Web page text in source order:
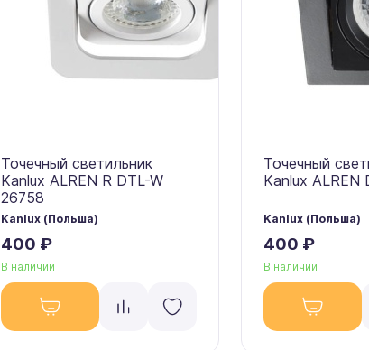
Точечный светильник
Kanlux ALREN R DTL-W
26758
Kanlux (Польша)
400 ₽
В наличии
Точечный
Kanlux ALREN
Kanlux (Польша)
400 ₽
В наличии